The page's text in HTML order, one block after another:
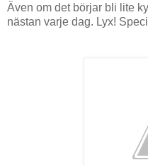
Även om det börjar bli lite
nästan varje dag. Lyx!